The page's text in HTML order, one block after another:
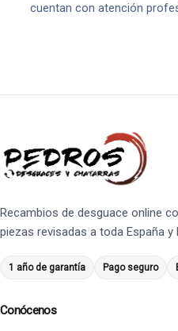
cuentan con atención
Recambios de desguace online
piezas revisadas a toda España y
1 año de garantía Pago seguro
Conócenos